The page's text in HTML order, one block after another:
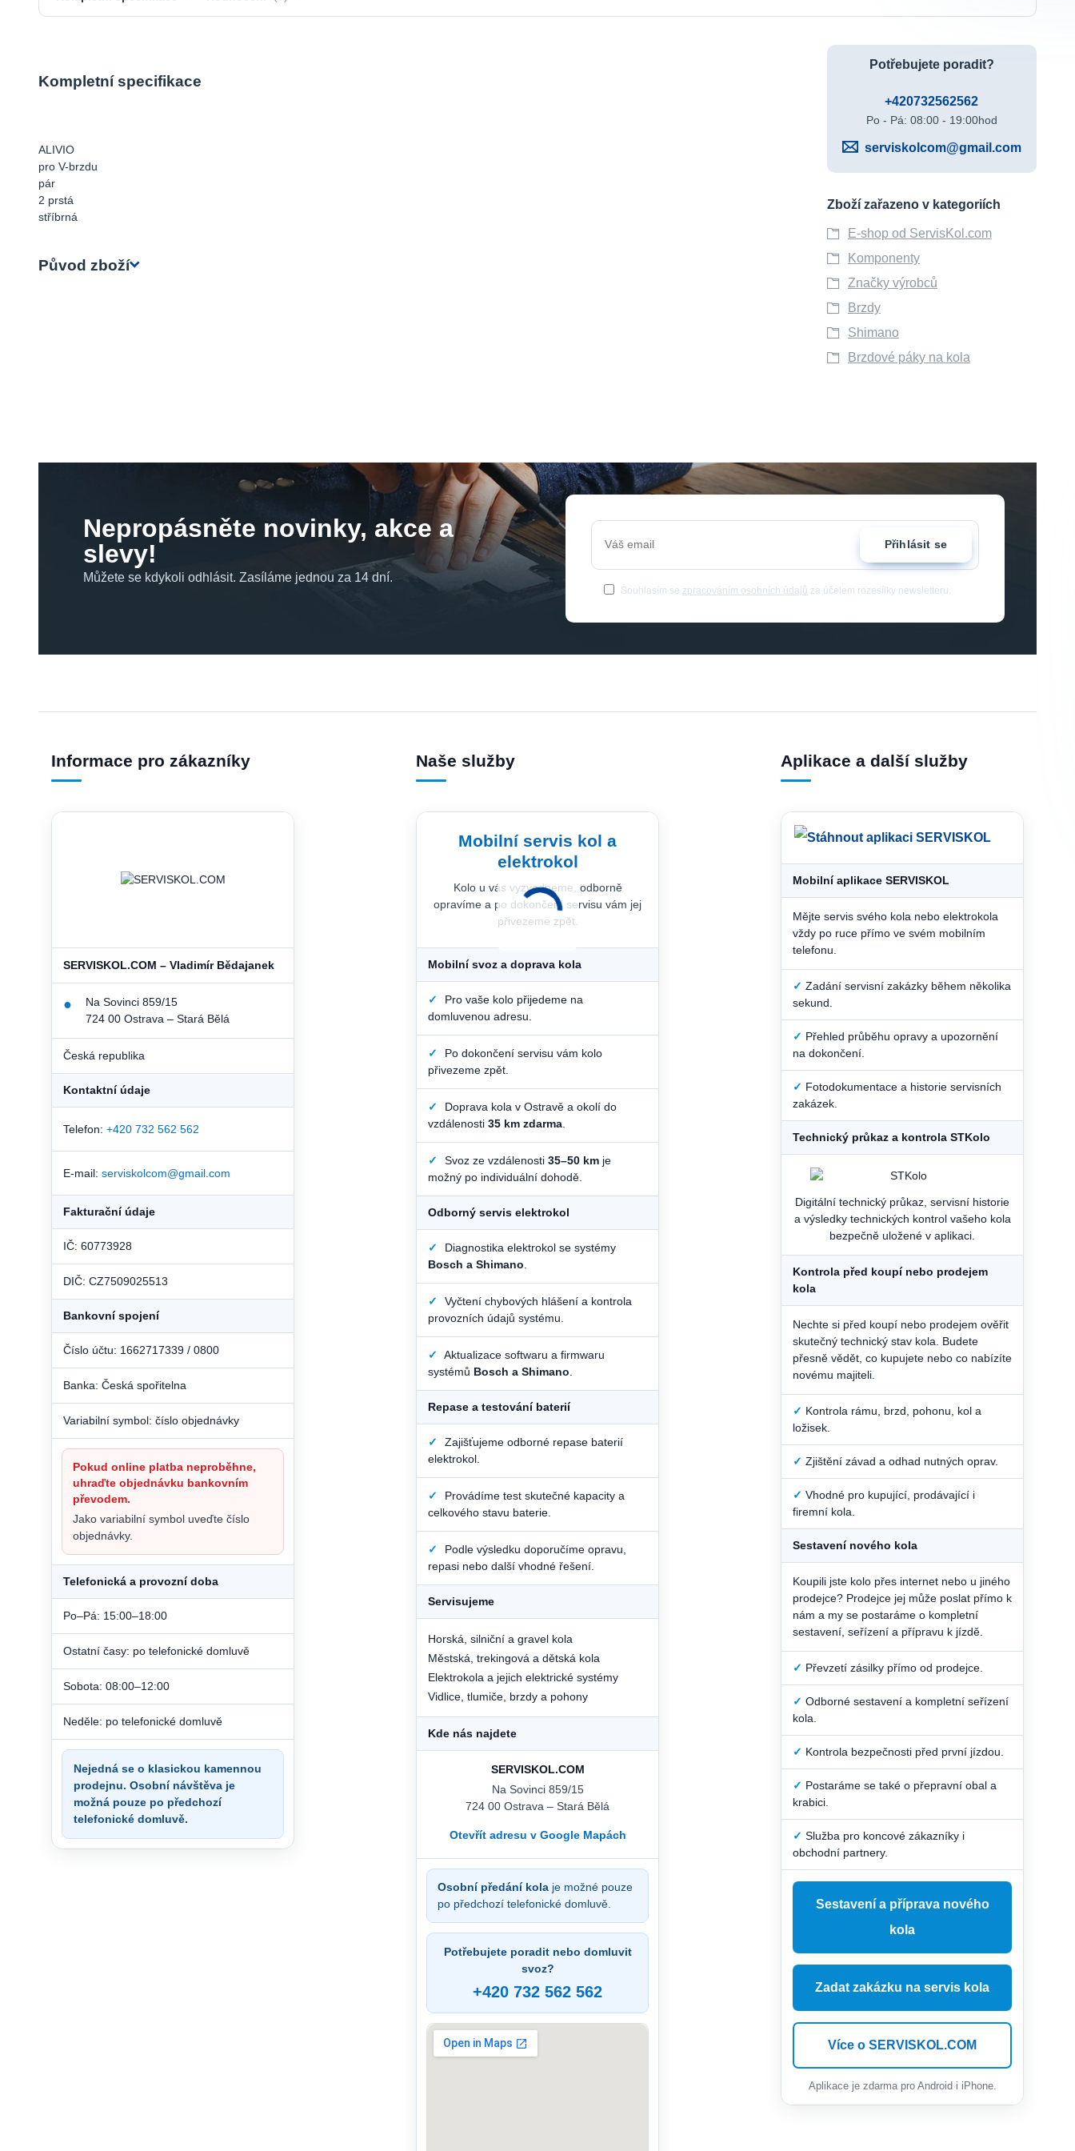
Kompletní specifikace
ALIVIO
pro V-brzdu
pár
2 prstá
stříbrná
Původ zboží
Potřebujete poradit?
+420732562562
Po - Pá: 08:00 - 19:00hod
serviskolcom@gmail.com
Zboží zařazeno v kategoriích
E-shop od ServisKol.com
Komponenty
Značky výrobců
Brzdy
Shimano
Brzdové páky na kola
Nepropásněte novinky, akce a
slevy!
Můžete se kdykoli odhlásit. Zasíláme jednou za 14 dní.
Přihlásit se
Souhlasím se zpracováním osobních údajů za účelem rozesílky newsletteru.
Informace pro zákazníky
SERVISKOL.COM – Vladimír Bědajanek
●
Na Sovinci 859/15
724 00 Ostrava – Stará Bělá
Česká republika
Kontaktní údaje
Telefon: +420 732 562 562
E-mail: serviskolcom@gmail.com
Fakturační údaje
IČ: 60773928
DIČ: CZ7509025513
Bankovní spojení
Číslo účtu: 1662717339 / 0800
Banka: Česká spořitelna
Variabilní symbol: číslo objednávky
Pokud online platba neproběhne,
uhraďte objednávku bankovním
převodem.
Jako variabilní symbol uveďte číslo
objednávky.
Telefonická a provozní doba
Po–Pá: 15:00–18:00
Ostatní časy: po telefonické domluvě
Sobota: 08:00–12:00
Neděle: po telefonické domluvě
Nejedná se o klasickou kamennou
prodejnu. Osobní návštěva je
možná pouze po předchozí
telefonické domluvě.
Naše služby
Mobilní servis kol a
elektrokol
Kolo u vás vyzvedneme, odborně
opravíme a po dokončení servisu vám jej
přivezeme zpět.
Mobilní svoz a doprava kola
✓
Pro vaše kolo přijedeme na
domluvenou adresu.
✓
Po dokončení servisu vám kolo
přivezeme zpět.
✓
Doprava kola v Ostravě a okolí do
vzdálenosti 35 km zdarma.
✓ Svoz ze vzdálenosti 35–50 km je
možný po individuální dohodě.
Odborný servis elektrokol
✓
Diagnostika elektrokol se systémy
Bosch a Shimano.
✓
Vyčtení chybových hlášení a kontrola
provozních údajů systému.
✓
Aktualizace softwaru a firmwaru
systémů Bosch a Shimano.
Repase a testování baterií
✓
Zajišťujeme odborné repase baterií
elektrokol.
✓
Provádíme test skutečné kapacity a
celkového stavu baterie.
✓
Podle výsledku doporučíme opravu,
repasi nebo další vhodné řešení.
Servisujeme
Horská, silniční a gravel kola
Městská, trekingová a dětská kola
Elektrokola a jejich elektrické systémy
Vidlice, tlumiče, brzdy a pohony
Kde nás najdete
SERVISKOL.COM
Na Sovinci 859/15
724 00 Ostrava – Stará Bělá
Otevřít adresu v Google Mapách
Osobní předání kola je možné pouze
po předchozí telefonické domluvě.
Potřebujete poradit nebo domluvit
svoz?
+420 732 562 562
Aplikace a další služby
Mobilní aplikace SERVISKOL
Mějte servis svého kola nebo elektrokola
vždy po ruce přímo ve svém mobilním
telefonu.
✓ Zadání servisní zakázky během několika
sekund.
✓ Přehled průběhu opravy a upozornění
na dokončení.
✓ Fotodokumentace a historie servisních
zakázek.
Technický průkaz a kontrola STKolo
Digitální technický průkaz, servisní historie
a výsledky technických kontrol vašeho kola
bezpečně uložené v aplikaci.
Kontrola před koupí nebo prodejem
kola
Nechte si před koupí nebo prodejem ověřit
skutečný technický stav kola. Budete
přesně vědět, co kupujete nebo co nabízíte
novému majiteli.
✓ Kontrola rámu, brzd, pohonu, kol a
ložisek.
✓ Zjištění závad a odhad nutných oprav.
✓ Vhodné pro kupující, prodávající i
firemní kola.
Sestavení nového kola
Koupili jste kolo přes internet nebo u jiného
prodejce? Prodejce jej může poslat přímo k
nám a my se postaráme o kompletní
sestavení, seřízení a přípravu k jízdě.
✓ Převzetí zásilky přímo od prodejce.
✓ Odborné sestavení a kompletní seřízení
kola.
✓ Kontrola bezpečnosti před první jízdou.
✓ Postaráme se také o přepravní obal a
krabici.
✓ Služba pro koncové zákazníky i
obchodní partnery.
Sestavení a příprava nového
kola
Zadat zakázku na servis kola
Více o SERVISKOL.COM
Aplikace je zdarma pro Android i iPhone.